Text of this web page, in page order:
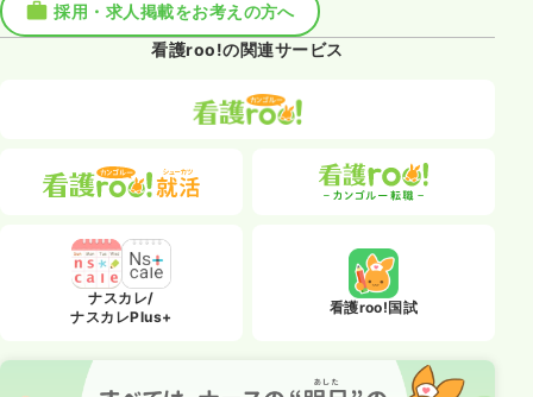
採用・求人掲載をお考えの方へ
看護roo!の関連サービス
ナスカレ/
ナスカレPlus+
看護roo!国試